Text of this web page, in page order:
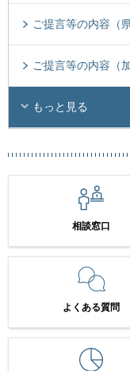
ご提言等の内容（
ご提言等の内容（
もっと見る
相談窓口
よくある質問